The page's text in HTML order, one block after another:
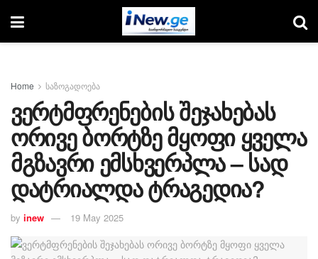
Home საზოგადოება
ვერტმფრენების შეჯახებას
ორივე ბორტზე მყოფი ყველა
მგზავრი ემსხვერპლა – სად
დატრიალდა ტრაგედია?
by inew 19 May 2025